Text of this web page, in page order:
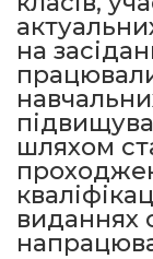
на
шляхом
виданнях